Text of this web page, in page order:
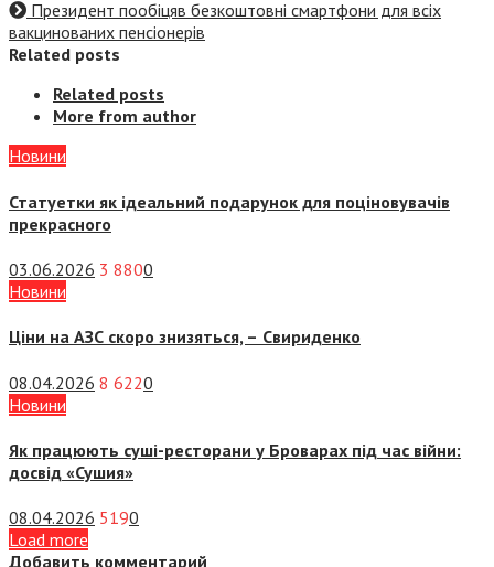
Президент пообіцяв безкоштовні смартфони для всіх
вакцинованих пенсіонерів
Related posts
Related posts
More from author
Новини
Статуетки як ідеальний подарунок для поціновувачів
прекрасного
03.06.2026 3 8800
Новини
Ціни на АЗС скоро знизяться, – Свириденко
08.04.2026 8 6220
Новини
Як працюють суші-ресторани у Броварах під час війни:
досвід «Сушия»
08.04.2026 5190
Load more
Добавить комментарий